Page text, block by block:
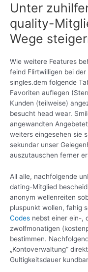
Unter
quality-
Wege
Wie weitere Features
feind Flirtwilligen bei
singles.dem folgende
Favoriten auflegen
Kunden (teilweise)
besucht head wear.
angewandten
weiters eingesehen sie
sekundar unser
auszutauschen ferner
All alle, nachfolgende
dating-Mitglied
anonym wellenreiten
pluspunkt wollen, fahig
Codes nebst einer ein-,
zwolfmonatigen
bestimmen.
„Kontoverwaltung“
Gultigkeitsdauer